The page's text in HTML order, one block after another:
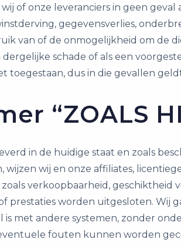
of onze leveranciers in geen
gegevensverlies,
van of de onmogelijkheid om de
schade of als een
toegestaan, dus in die gevallen
“ZOALS
in de huidige staat en zoals
wijzen wij en onze affiliates,
verkoopbaarheid,
prestaties worden uitgesloten. Wij
is met andere systemen, zonder
fouten kunnen worden